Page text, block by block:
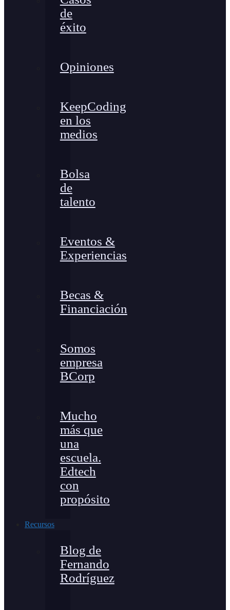
de
éxito
Opiniones
KeepCoding
en los
medios
Bolsa
de
talento
Eventos &
Experiencias
Becas &
Financiación
Somos
empresa
BCorp
Mucho
más que
una
escuela.
Edtech
con
propósito
Recursos
Blog de
Fernando
Rodríguez